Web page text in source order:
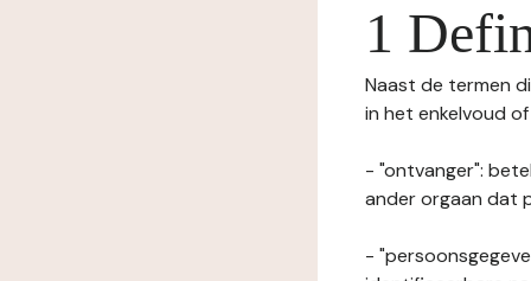
1
Naast de termen
in het enkelvoud
- "ontvanger":
ander orgaan dat
-